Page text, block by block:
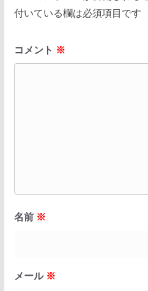
付いている欄は必須項目です
コメント ※
名前 ※
メール ※